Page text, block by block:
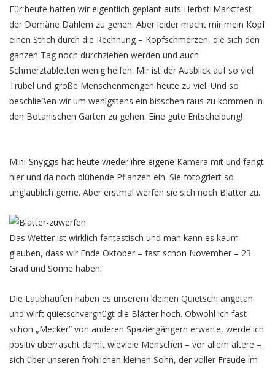
Für heute hatten wir eigentlich geplant aufs Herbst-Marktfest
der Domäne Dahlem zu gehen. Aber leider macht mir mein Kopf
einen Strich durch die Rechnung – Kopfschmerzen, die sich den
ganzen Tag noch durchziehen werden und auch
Schmerztabletten wenig helfen. Mir ist der Ausblick auf so viel
Trubel und große Menschenmengen heute zu viel. Und so
beschließen wir um wenigstens ein bisschen raus zu kommen in
den Botanischen Garten zu gehen. Eine gute Entscheidung!
Mini-Snyggis hat heute wieder ihre eigene Kamera mit und fängt
hier und da noch blühende Pflanzen ein. Sie fotogriert so
unglaublich gerne. Aber erstmal werfen sie sich noch Blätter zu.
Das Wetter ist wirklich fantastisch und man kann es kaum
glauben, dass wir Ende Oktober – fast schon November – 23
Grad und Sonne haben.
Die Laubhaufen haben es unserem kleinen Quietschi angetan
und wirft quietschvergnügt die Blätter hoch. Obwohl ich fast
schon „Mecker“ von anderen Spaziergängern erwarte, werde ich
positiv überrascht damit wieviele Menschen – vor allem ältere –
sich über unseren fröhlichen kleinen Sohn, der voller Freude im